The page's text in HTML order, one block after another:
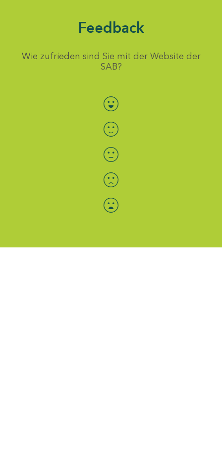
Feedback
Wie zufrieden sind Sie mit der Website der
SAB?
Bewertung auswählen